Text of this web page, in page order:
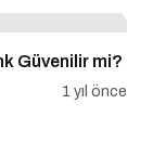
Güvenilir mi?
1 yıl önce